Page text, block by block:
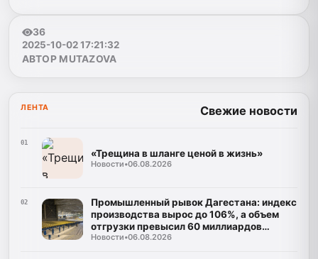
36
2025-10-02 17:21:32
АВТОР MUTAZOVA
ЛЕНТА Свежие новости
01
«Трещина в шланге ценой в жизнь»
Новости•06.08.2026
02
Промышленный рывок Дагестана: индекс
производства вырос до 106%, а объем
отгрузки превысил 60 миллиардов
рублей
Новости•06.08.2026